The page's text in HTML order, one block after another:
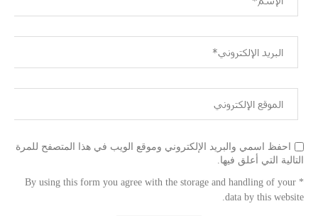
احفظ اسمي والبريد الإلكتروني وموقع الويب في هذا المتصفح للمرة
التالية التي أعلق فيها.
* By using this form you agree with the storage and handling of your
data by this website.